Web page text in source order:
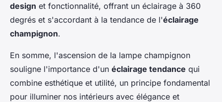
design et fonctionnalité, offrant un éclairage à 360
degrés et s'accordant à la tendance de l'éclairage
champignon.
En somme, l'ascension de la lampe champignon
souligne l'importance d'un éclairage tendance qui
combine esthétique et utilité, un principe fondamental
pour illuminer nos intérieurs avec élégance et